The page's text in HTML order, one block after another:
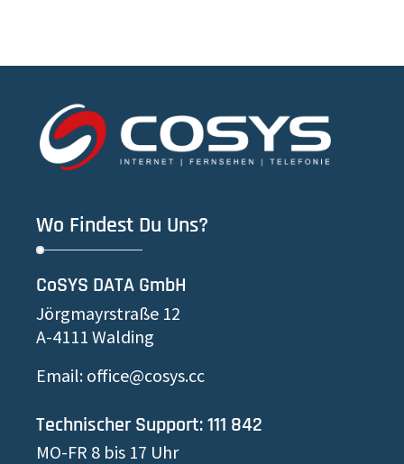
Wo Findest Du Uns?
CoSYS DATA GmbH
Jörgmayrstraße 12
A-4111 Walding
Email: office@cosys.cc
Technischer Support: 111 842
MO-FR 8 bis 17 Uhr